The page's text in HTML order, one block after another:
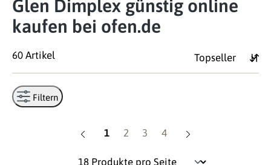
Glen Dimplex günstig online
kaufen bei ofen.de
60 Artikel
Filtern
Seite
1 Seite
2 Seite
3 Seite
4